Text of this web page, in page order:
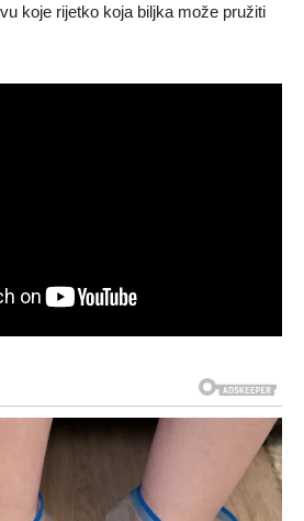
koje rijetko koja biljka može pružiti